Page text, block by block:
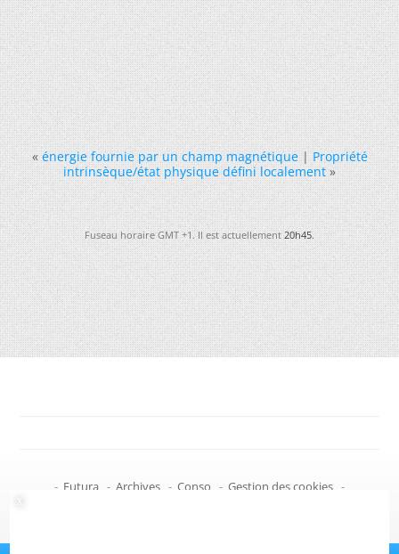
« énergie fournie par un champ magnétique|Propriété
intrinsèque/état physique défini localement »
Fuseau horaire GMT +1. Il est actuellement20h45.
- Futura - Archives - Conso - Gestion des cookies -